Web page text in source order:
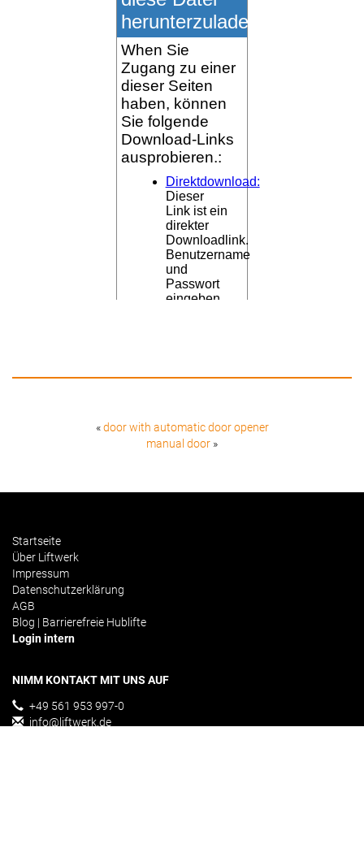
«door with automatic door opener
manual door »
Startseite
Über Liftwerk
Impressum
Datenschutzerklärung
AGB
Blog | Barrierefreie Hublifte
Login intern
NIMM KONTAKT MIT UNS AUF
+49 561 953 997-0
info@liftwerk.de